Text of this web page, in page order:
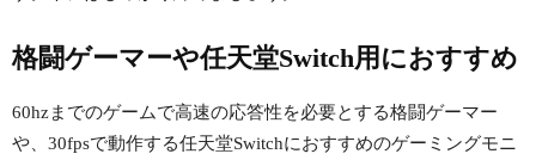
格闘ゲーマーや任天堂Switch用におすすめ
60hzまでのゲームで高速の応答性を必要とする格闘ゲーマー
や、30fpsで動作する任天堂Switchにおすすめのゲーミングモニ